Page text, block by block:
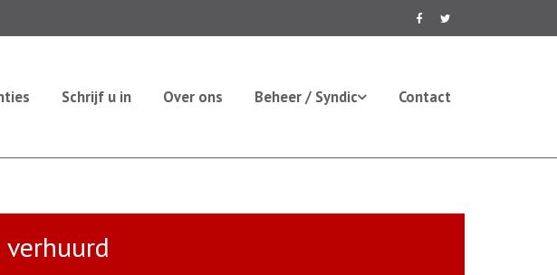
Schrijf u in Over ons Beheer / Syndic Contact